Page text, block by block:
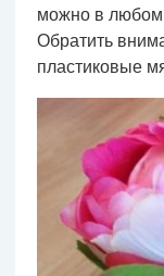
можно в любом
Обратить
пластиковые